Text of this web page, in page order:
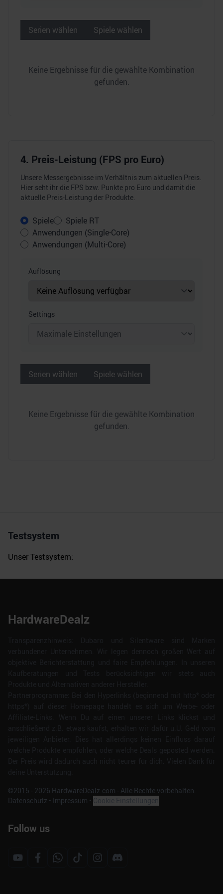
Serien wählen Spiele wählen
Keine Ergebnisse für die gewählte Kombination
gefunden.
4. Preis-Leistung (FPS pro Euro)
Unsere Messergebnisse im Verhältnis zum aktuellen Preis.
Hier seht ihr die FPS bzw. Punkte pro Euro und damit die
aktuelle Preis-Leistung der Produkte.
Spiele
Spiele RT
Anwendungen (Single-Core)
Anwendungen (Multi-Core)
Auflösung
Settings
Serien wählen Spiele wählen
Keine Ergebnisse für die gewählte Kombination
gefunden.
Testsystem
Unser Testsystem:
HardwareDealz
©2015 - 2026 HardwareDealz.com - Alle Rechte vorbehalten.
Datenschutz • Impressum •
Follow us